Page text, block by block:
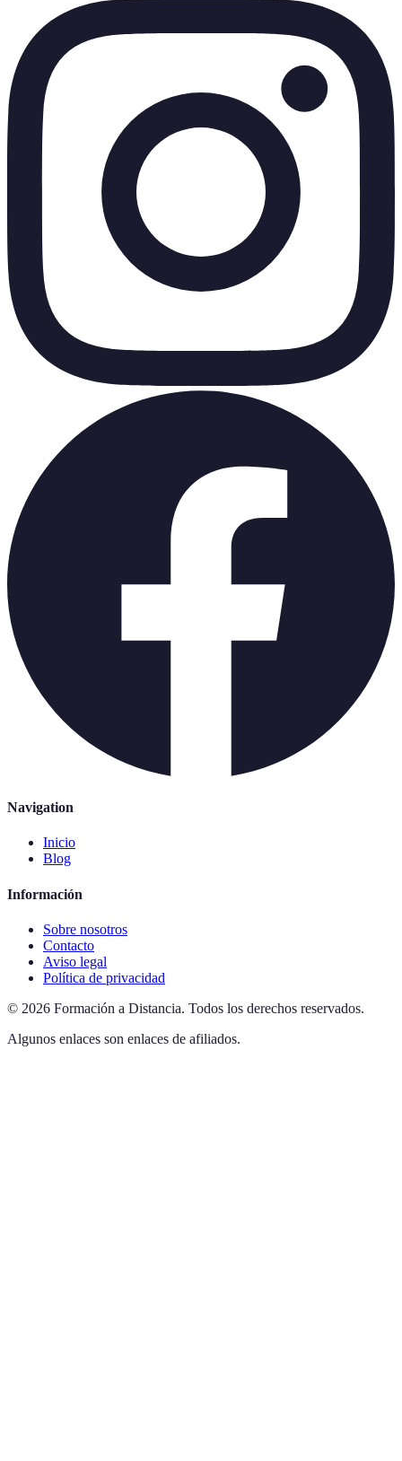
Navigation
Inicio
Blog
Información
Sobre nosotros
Contacto
Aviso legal
Política de privacidad
© 2026 Formación a Distancia. Todos los derechos reservados.
Algunos enlaces son enlaces de afiliados.